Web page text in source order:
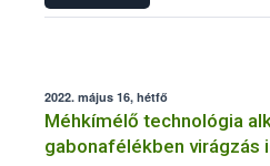
2022. május 16, hétfő
Méhkímélő technológia
gabonafélékben virágzás